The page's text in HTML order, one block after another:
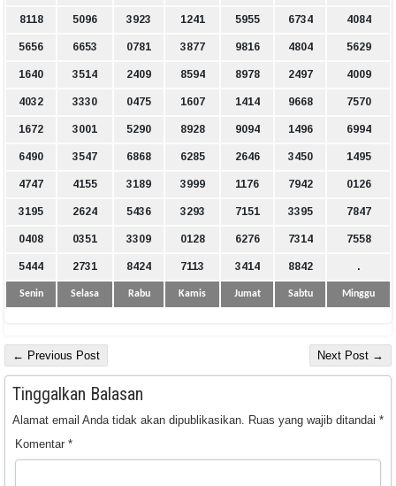
8118 5096 3923 1241 5955 6734 4084
5656 6653 0781 3877 9816 4804 5629
1640 3514 2409 8594 8978 2497 4009
4032 3330 0475 1607 1414 9668 7570
1672 3001 5290 8928 9094 1496 6994
6490 3547 6868 6285 2646 3450 1495
4747 4155 3189 3999 1176 7942 0126
3195 2624 5436 3293 7151 3395 7847
0408 0351 3309 0128 6276 7314 7558
5444 2731 8424 7113 3414 8842 .
Senin Selasa Rabu Kamis Jumat Sabtu Minggu
← Previous Post Next Post →
Tinggalkan Balasan
Alamat email Anda tidak akan dipublikasikan. Ruas yang wajib ditandai *
Komentar *